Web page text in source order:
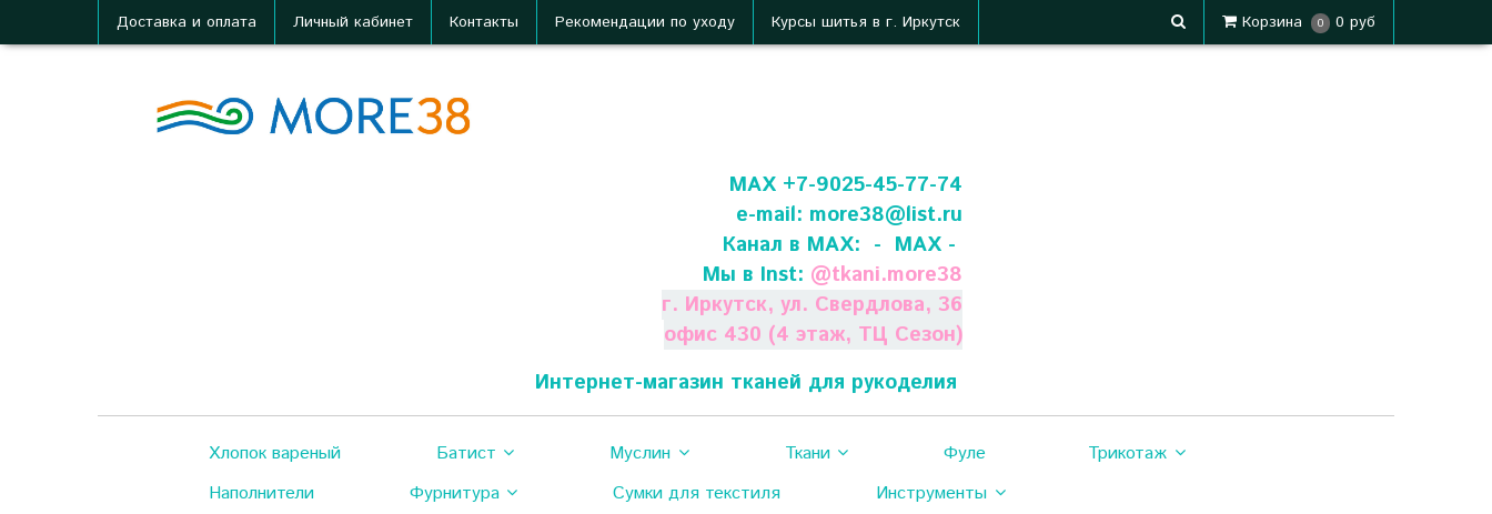
Доставка и оплата Личный кабинет Контакты Рекомендации по уходу Курсы шитья в г. Иркутск Корзина 0 0 руб
МАХ +7-9025-45-77-74
e-mail: more38@list.ru
Канал в МАХ: - МАХ -
Мы в Inst: @tkani.more38
г. Иркутск, ул. Свердлова, 36
офис 430 (4 этаж, ТЦ Сезон)
Интернет-магазин тканей для рукоделия
Хлопок вареный Батист Муслин Ткани Фуле
Трикотаж
Наполнители
Фурнитура Сумки для текстиля Инструменты